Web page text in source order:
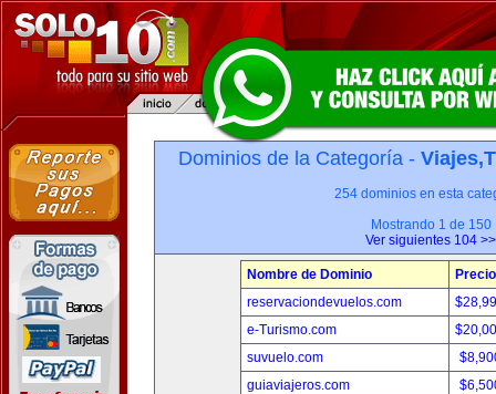
Dominios de la Categoría -
254 dominios en esta
Mostrando 1 de 150
Ver siguientes 104 >>
Nombre de Dominio
Precio
reservaciondevuelos.com
e-Turismo.com
suvuelo.com
guiaviajeros.com